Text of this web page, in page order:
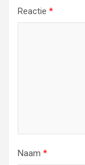
Reactie *
Naam *